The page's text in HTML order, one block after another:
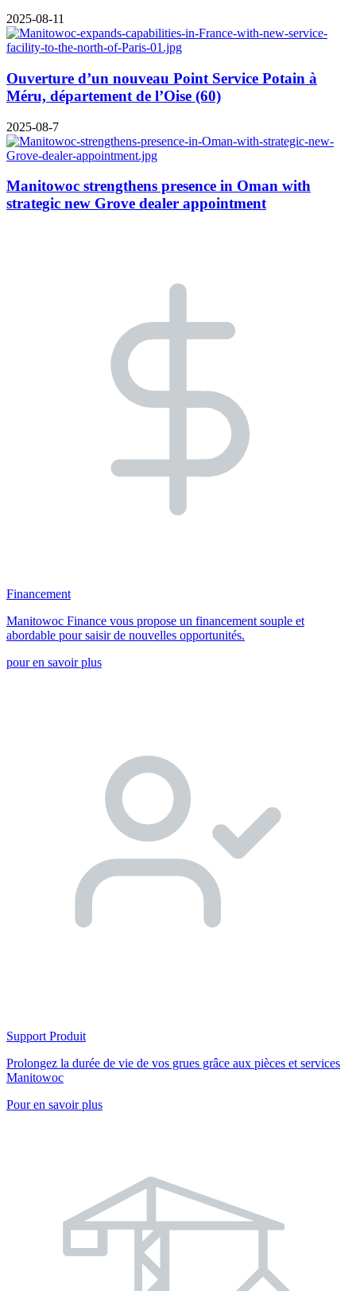
2025-08-11
Ouverture d’un nouveau Point Service Potain à
Méru, département de l’Oise (60)
2025-08-7
Manitowoc strengthens presence in Oman with
strategic new Grove dealer appointment
Financement
Manitowoc Finance vous propose un financement souple et
abordable pour saisir de nouvelles opportunités.
pour en savoir plus
Support Produit
Prolongez la durée de vie de vos grues grâce aux pièces et services
Manitowoc
Pour en savoir plus